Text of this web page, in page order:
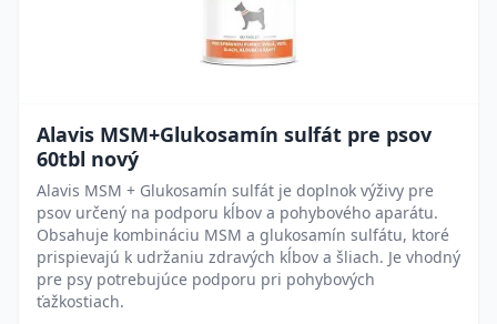
Alavis MSM+Glukosamín sulfát pre psov
60tbl nový
Alavis MSM + Glukosamín sulfát je doplnok výživy pre
psov určený na podporu kĺbov a pohybového aparátu.
Obsahuje kombináciu MSM a glukosamín sulfátu, ktoré
prispievajú k udržaniu zdravých kĺbov a šliach. Je vhodný
pre psy potrebujúce podporu pri pohybových
ťažkostiach.